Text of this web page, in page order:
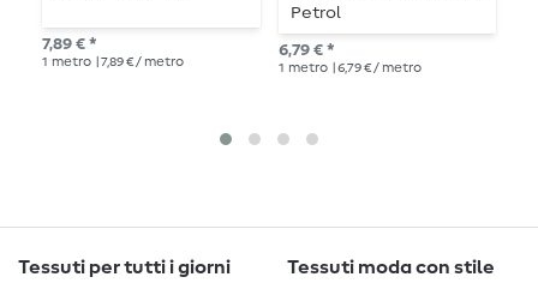
7,89 € *
1 metro | 7,89 € / metro
Petrol
6,79 € *
1 metro | 6,79 € / metro
Tessuti per tutti i giorni Tessuti moda con stile